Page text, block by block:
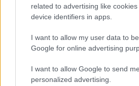
related to advertising like
device identifiers in apps.
I want to allow my user data to
Google for online advertising
I want to allow Google to send me
personalized advertising.